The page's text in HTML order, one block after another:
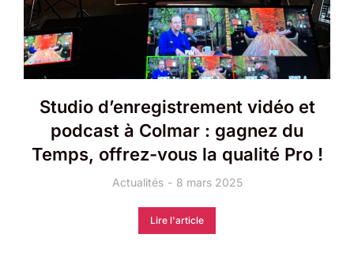
Studio d’enregistrement vidéo et
podcast à Colmar : gagnez du
Temps, offrez-vous la qualité Pro !
Actualités 8 mars 2025
Lire l'article